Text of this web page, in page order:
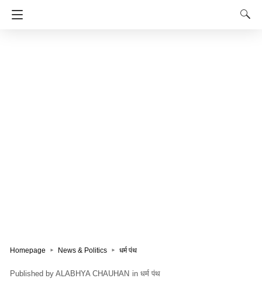
Homepage News & Politics धर्म पंथ
ALABHYA CHAUHAN in धर्म पंथ